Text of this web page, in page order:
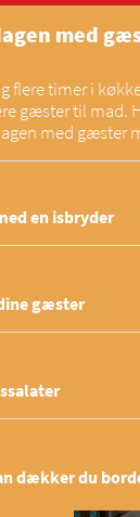
med
flere timer i
gæster til mad.
med gæster
en isbryder
gæster
dækker du